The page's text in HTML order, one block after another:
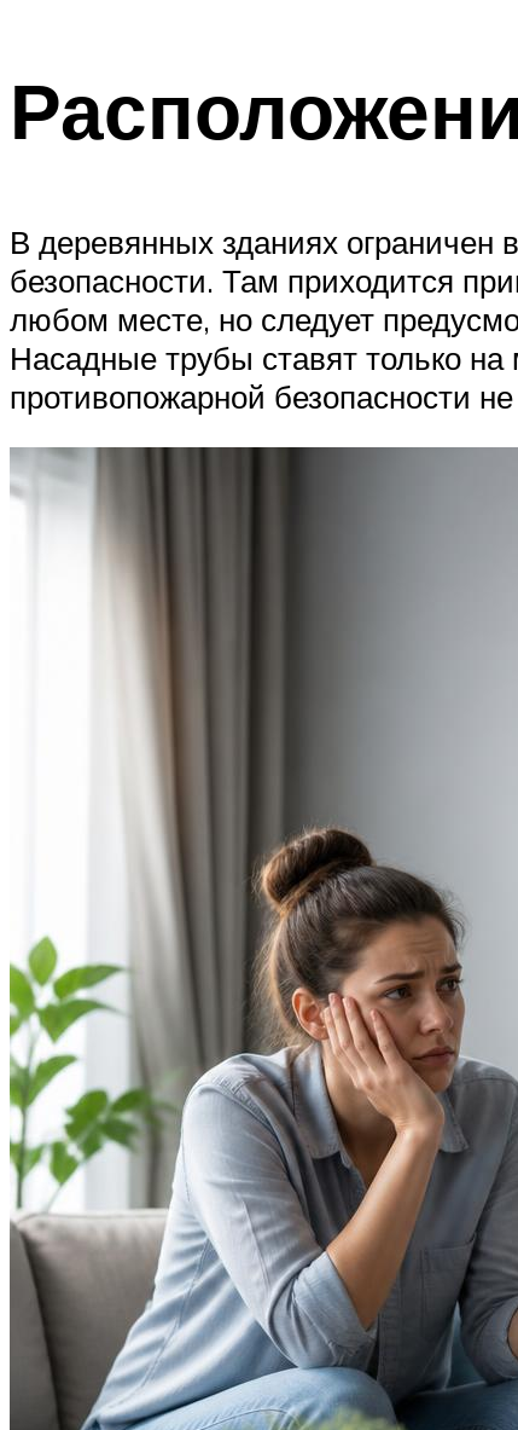
В деревянных зданиях ограничен
безопасности. Там приходится
любом месте, но следует
Насадные трубы ставят только
противопожарной безопасности